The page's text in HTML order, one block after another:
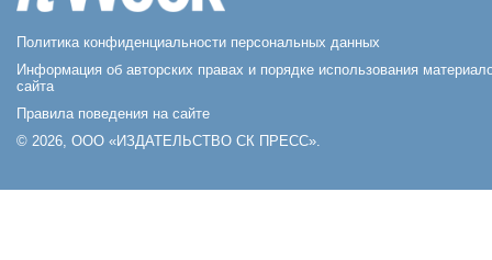
Политика конфиденциальности персональных данных
Информация об авторских правах и порядке использования
сайта
Правила поведения на сайте
© 2026, ООО «ИЗДАТЕЛЬСТВО СК ПРЕСС».